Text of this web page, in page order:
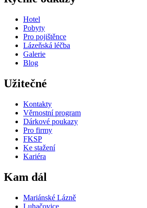
Hotel
Pobyty
Pro pojištěnce
Lázeňská léčba
Galerie
Blog
Užitečné
Kontakty
Věrnostní program
Dárkové poukazy
Pro firmy
FKSP
Ke stažení
Kariéra
Kam dál
Mariánské Lázně
Luhačovice